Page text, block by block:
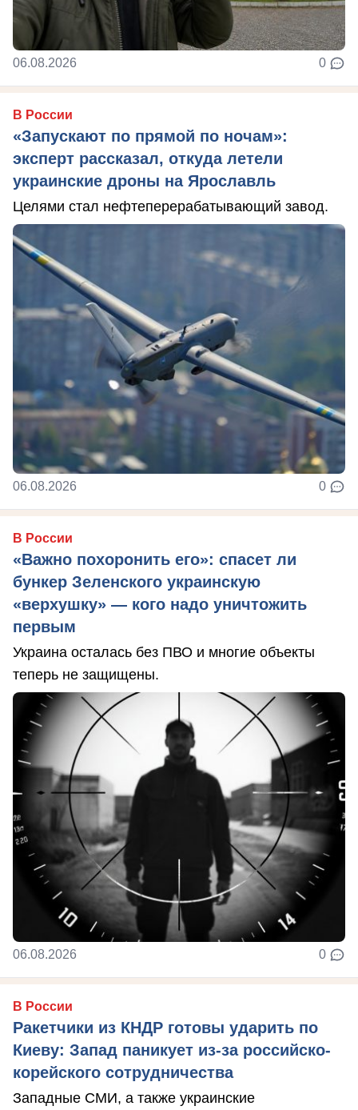
06.08.2026 0
В России
«Запускают по прямой по ночам»:
эксперт рассказал, откуда летели
украинские дроны на Ярославль
Целями стал нефтеперерабатывающий завод.
06.08.2026 0
В России
«Важно похоронить его»: спасет ли
бункер Зеленского украинскую
«верхушку» — кого надо уничтожить
первым
Украина осталась без ПВО и многие объекты
теперь не защищены.
06.08.2026 0
В России
Ракетчики из КНДР готовы ударить по
Киеву: Запад паникует из-за российско-
корейского сотрудничества
Западные СМИ, а также украинские